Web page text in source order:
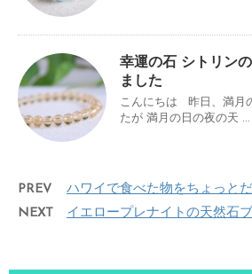
幸運の石 シトリン
ました
こんにちは 昨日、満月
たが 満月の日の夜の天 ...
PREV
ハワイで食べた物をちょっと
NEXT
イエロープレナイトの天然石